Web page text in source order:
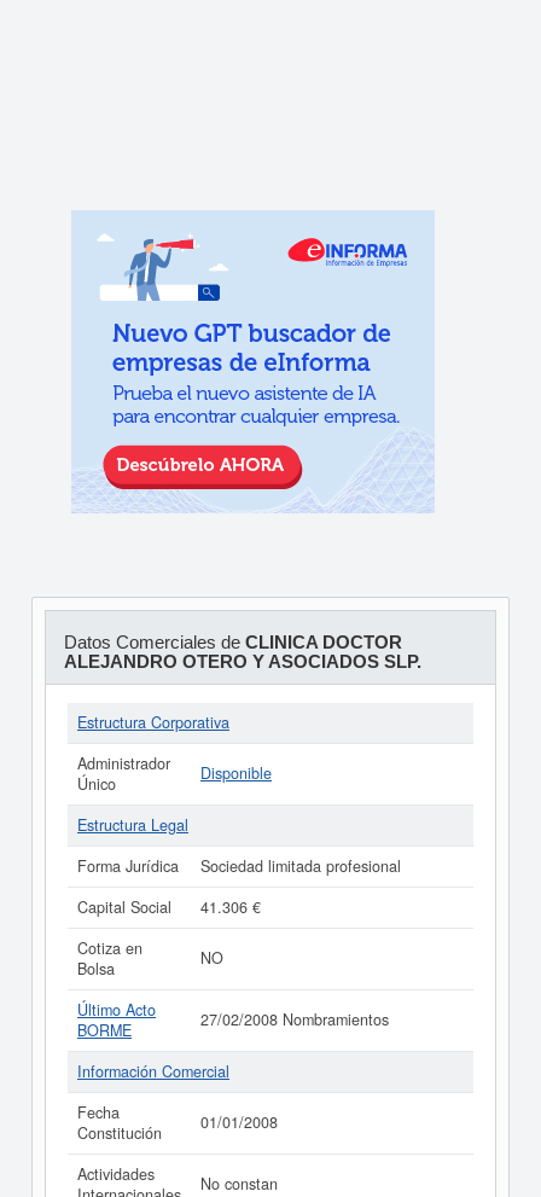
Datos Comerciales de CLINICA DOCTOR
ALEJANDRO OTERO Y ASOCIADOS SLP.
Estructura Corporativa
Administrador
Único
Disponible
Estructura Legal
Forma Jurídica
Sociedad limitada profesional
Capital Social
41.306 €
Cotiza en
Bolsa
NO
Último Acto
BORME
27/02/2008 Nombramientos
Información Comercial
Fecha
Constitución
01/01/2008
Actividades
No constan